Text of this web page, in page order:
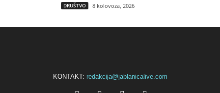
DRUŠTVO 8 kolovoza, 2026
KONTAKT: redakcija@jablanicalive.com